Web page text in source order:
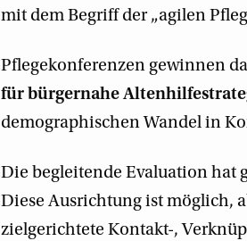
mit dem Begriff der „agilen
Pflegekonferenzen gewinnen
für bürgernahe
demographischen Wandel in
Die begleitende Evaluation hat
Diese Ausrichtung ist möglich,
zielgerichtete Kontakt-,